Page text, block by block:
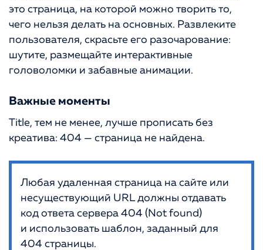
это страница, на которой можно творить то,
чего нельзя делать на основных. Развлеките
пользователя, скрасьте его разочарование:
шутите, размещайте интерактивные
головоломки и забавные анимации.
Важные моменты
Title, тем не менее, лучше прописать без
креатива: 404 — страница не найдена.
Любая удаленная страница на сайте или
несуществующий URL должны отдавать
код ответа сервера 404 (Not found)
и использовать шаблон, заданный для
404 страницы.